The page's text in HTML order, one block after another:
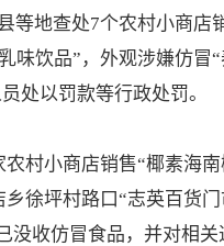
地查处7个农村小商店
味饮品”，外观涉嫌仿冒
处以罚款等行政处罚。
村小商店销售“椰素海南
徐坪村路口“志英百货
没收仿冒食品，并对相